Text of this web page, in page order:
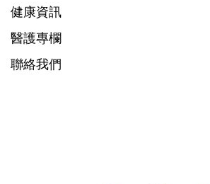
健康資訊
醫護專欄
聯絡我們